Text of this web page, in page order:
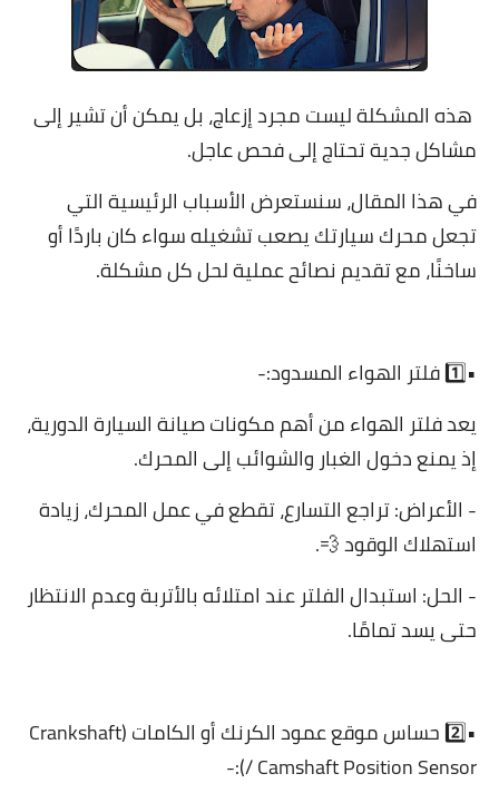
هذه المشكلة ليست مجرد إزعاج، بل يمكن أن تشير إلى
مشاكل جدية تحتاج إلى فحص عاجل.
في هذا المقال، سنستعرض الأسباب الرئيسية التي
تجعل محرك سيارتك يصعب تشغيله سواء كان باردًا أو
ساخنًا، مع تقديم نصائح عملية لحل كل مشكلة.
•1️⃣ فلتر الهواء المسدود:-
يعد فلتر الهواء من أهم مكونات صيانة السيارة الدورية،
إذ يمنع دخول الغبار والشوائب إلى المحرك.
- الأعراض: تراجع التسارع، تقطع في عمل المحرك، زيادة
استهلاك الوقود 💨.
- الحل: استبدال الفلتر عند امتلائه بالأتربة وعدم الانتظار
حتى يسد تمامًا.
•2️⃣ حساس موقع عمود الكرنك أو الكامات (Crankshaft
/ Camshaft Position Sensor):-